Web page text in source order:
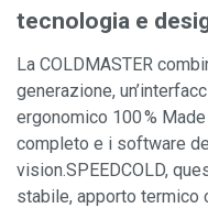
tecnologia e
La COLDMASTER
generazione,
ergonomico 100 %
completo e i software
vision.SPEEDCOLD,
stabile, apporto termico